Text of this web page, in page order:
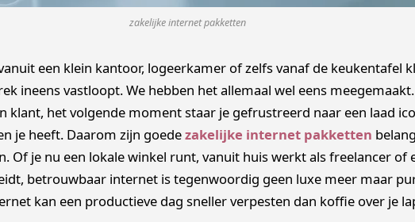
zakelijke internet pakketten
een klein kantoor, logeerkamer of zelfs vanaf de keukentafel
ineens vastloopt. We hebben het allemaal wel eens
klant, het volgende moment staar je gefrustreerd naar een laad
je heeft. Daarom zijn goedezakelijke internet pakketten
Of je nu een lokale winkel runt, vanuit huis werkt als freelancer of
betrouwbaar internet is tegenwoordig geen luxe meer maar
kan een productieve dag sneller verpesten dan koffie over je